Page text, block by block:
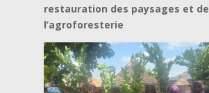
restauration des paysages et de
l’agroforesterie